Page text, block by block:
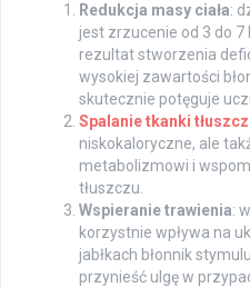
Redukcja masy ciała:
jest zrzucenie od 3 do
rezultat stworzenia
wysokiej zawartości
skutecznie potęguje
Spalanie tkanki
niskokaloryczne, ale
metabolizmowi i
tłuszczu.
Wspieranie trawienia:
korzystnie wpływa na
jabłkach błonnik
przynieść ulgę w